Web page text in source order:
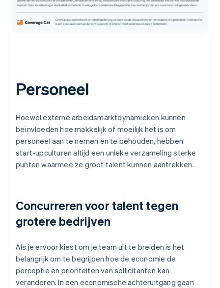
Personeel
Hoewel externe arbeidsmarktdynamieken kunnen
beïnvloeden hoe makkelijk of moeilijk het is om
personeel aan te nemen en te behouden, hebben
start-upculturen altijd een unieke verzameling sterke
punten waarmee ze groot talent kunnen aantrekken.
Concurreren voor talent tegen
grotere bedrijven
Als je ervoor kiest om je team uit te breiden is het
belangrijk om te begrijpen hoe de economie de
perceptie en prioriteiten van sollicitanten kan
veranderen. In een economische achteruitgang gaan